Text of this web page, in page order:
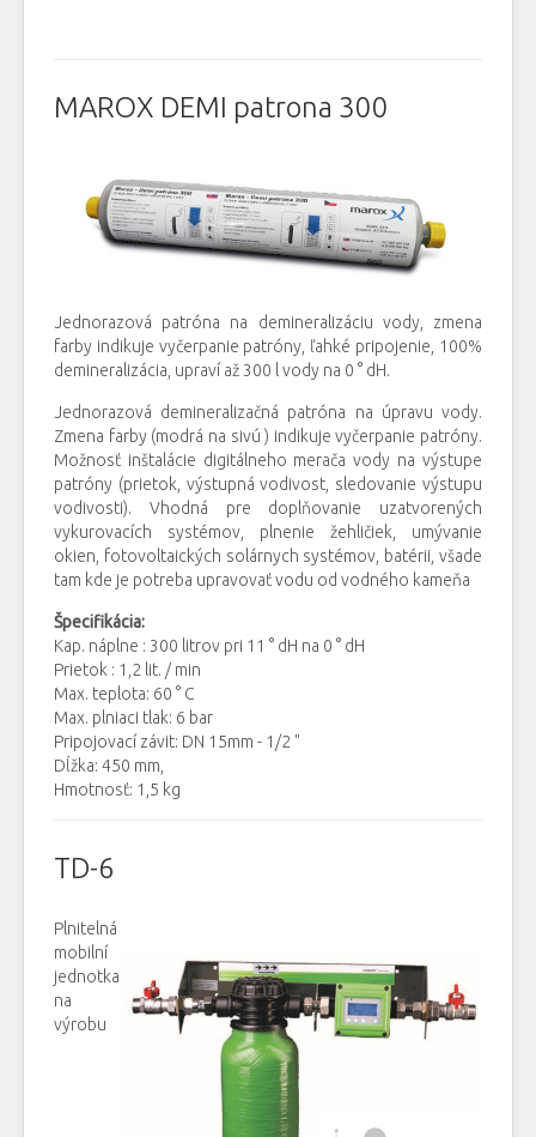
MAROX DEMI patrona 300
Jednorazová patróna na demineralizáciu vody, zmena
farby indikuje vyčerpanie patróny, ľahké pripojenie, 100%
demineralizácia, upraví až 300 l vody na 0 ° dH.
Jednorazová demineralizačná patróna na úpravu vody.
Zmena farby (modrá na sivú ) indikuje vyčerpanie patróny.
Možnosť inštalácie digitálneho merača vody na výstupe
patróny (prietok, výstupná vodivost, sledovanie výstupu
vodivosti). Vhodná pre doplňovanie uzatvorených
vykurovacích systémov, plnenie žehličiek, umývanie
okien, fotovoltaických solárnych systémov, batérii, všade
tam kde je potreba upravovať vodu od vodného kameňa
Špecifikácia:
Kap. náplne : 300 litrov pri 11 ° dH na 0 ° dH
Prietok : 1,2 lit. / min
Max. teplota: 60 ° C
Max. plniaci tlak: 6 bar
Pripojovací závit: DN 15mm - 1/2 "
Dĺžka: 450 mm,
Hmotnosť: 1,5 kg
TD-6
Plnitelná
mobilní
jednotka
na
výrobu